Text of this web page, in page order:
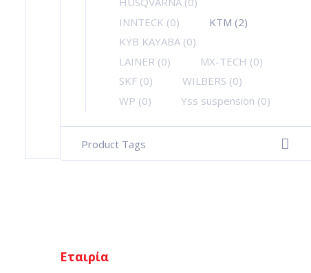
INNTECK (0) KTM (2)
KYB KAYABA (0)
LAINER (0) MX-TECH (0)
SKF (0) WILBERS (0)
WP (0) Yss suspension (0)
Product Tags
+
Εταιρία